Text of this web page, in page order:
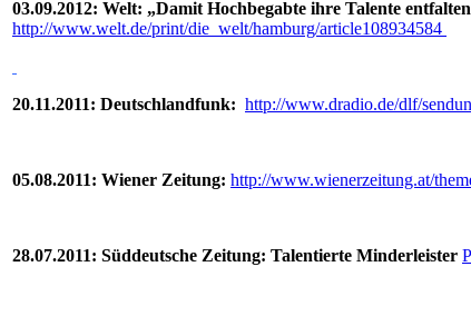
03.09.2012: Welt: „Damit Hochbegabte ihre Talente
http://www.welt.de/print/die_welt/hamburg/article108934584
20.11.2011: Deutschlandfunk: http://www.dradio.de/dlf/
05.08.2011: Wiener Zeitung: http://www.wienerzeitung.at/
28.07.2011: Süddeutsche Zeitung: Talentierte Minderleister